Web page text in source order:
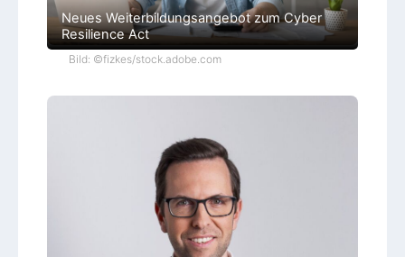
Neues Weiterbildungsangebot zum Cyber
Resilience Act
Bild: ©fizkes/stock.adobe.com